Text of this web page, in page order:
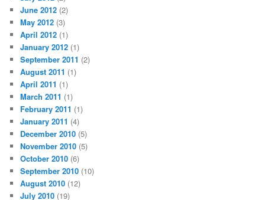
June 2012 (2)
May 2012 (3)
April 2012 (1)
January 2012 (1)
September 2011 (2)
August 2011 (1)
April 2011 (1)
March 2011 (1)
February 2011 (1)
January 2011 (4)
December 2010 (5)
November 2010 (5)
October 2010 (6)
September 2010 (10)
August 2010 (12)
July 2010 (19)